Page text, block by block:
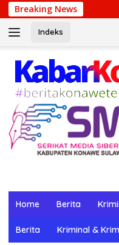
Breaking News
Indeks
Home Berita
Berita Kriminal &